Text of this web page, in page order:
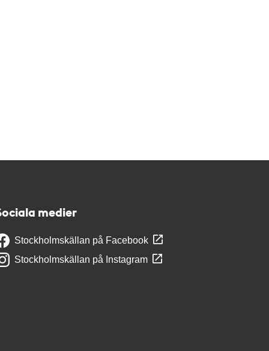
medier
Stockholmskällan på Facebook
Stockholmskällan på Instagram